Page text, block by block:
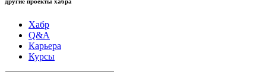
Хабр
Q&A
Карьера
Курсы